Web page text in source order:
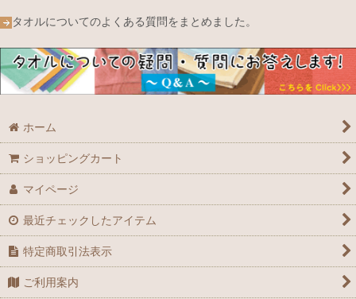
タオルについてのよくある質問をまとめました。
ホーム
ショッピングカート
マイページ
最近チェックしたアイテム
特定商取引法表示
ご利用案内